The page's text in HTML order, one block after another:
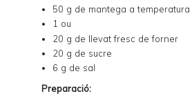
50 g de mantega a
1 ou
20 g de llevat fresc de forner
20 g de sucre
6 g de sal
Preparació: